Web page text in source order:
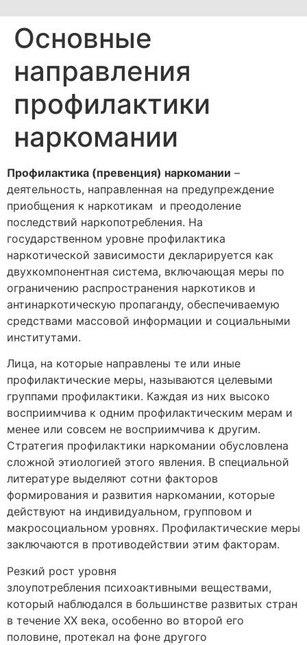
Основные
направления
профилактики
наркомании
Профилактика (превенция) наркомании –
деятельность, направленная на предупреждение
приобщения к наркотикам и преодоление
последствий наркопотребления. На
государственном уровне профилактика
наркотической зависимости декларируется как
двухкомпонентная система, включающая меры по
ограничению распространения наркотиков и
антинаркотическую пропаганду, обеспечиваемую
средствами массовой информации и социальными
институтами.
Лица, на которые направлены те или иные
профилактические меры, называются целевыми
группами профилактики. Каждая из них высоко
восприимчива к одним профилактическим мерам и
менее или совсем не восприимчива к другим.
Стратегия профилактики наркомании обусловлена
сложной этиологией этого явления. В специальной
литературе выделяют сотни факторов
формирования и развития наркомании, которые
действуют на индивидуальном, групповом и
макросоциальном уровнях. Профилактические меры
заключаются в противодействии этим факторам.
Резкий рост уровня
злоупотребления психоактивными веществами,
который наблюдался в большинстве развитых стран
в течение ХХ века, особенно во второй его
половине, протекал на фоне другого